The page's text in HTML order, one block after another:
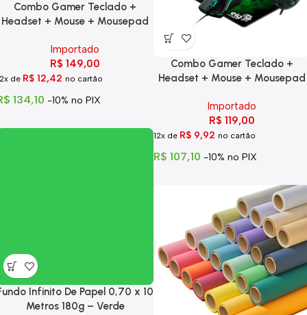
Combo Gamer Teclado +
Headset + Mouse + Mousepad
Importado
R$ 149,00
de R$ 12,42 no cartão
134,10 -10% no PIX
Combo Gamer Teclado +
Headset + Mouse + Mousepad
Importado
R$ 119,00
12x de R$ 9,92 no cartão
R$ 107,10 -10% no PIX
Infinito De Papel 0,70 x 10
Metros 180g – Verde